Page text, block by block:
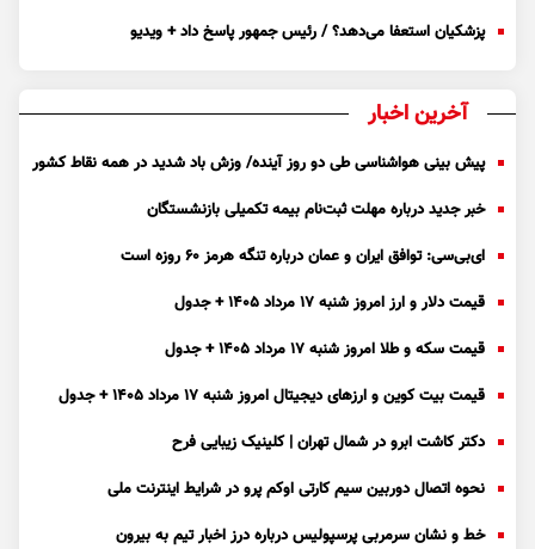
پزشکیان استعفا می‌دهد؟ / رئیس جمهور پاسخ داد + ویدیو
آخرین اخبار
پیش بینی هواشناسی طی دو روز آینده/ وزش باد شدید در همه نقاط کشور
خبر جدید درباره مهلت ثبت‌نام بیمه تکمیلی بازنشستگان
ای‌بی‌سی: توافق ایران و عمان درباره تنگه هرمز ۶۰ روزه است
قیمت دلار و ارز امروز شنبه ۱۷ مرداد ۱۴۰۵ + جدول
قیمت سکه و طلا امروز شنبه ۱۷ مرداد ۱۴۰۵ + جدول
قیمت بیت کوین و ارز‌های دیجیتال امروز شنبه ۱۷ مرداد ۱۴۰۵ + جدول
دکتر کاشت ابرو در شمال تهران | کلینیک زیبایی فرح
نحوه اتصال دوربین سیم کارتی اوکم پرو در شرایط اینترنت ملی
خط و نشان سرمربی پرسپولیس درباره درز اخبار تیم به بیرون